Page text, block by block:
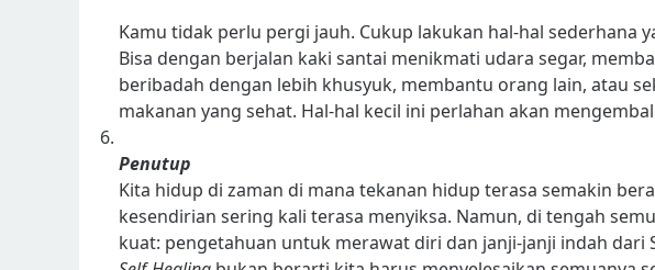
Kamu tidak perlu pergi jauh. Cukup lakukan hal-hal sederhana
Bisa dengan berjalan kaki santai menikmati udara segar,
beribadah dengan lebih khusyuk, membantu orang lain, atau
makanan yang sehat. Hal-hal kecil ini perlahan akan
Penutup
Kita hidup di zaman di mana tekanan hidup terasa semakin
kesendirian sering kali terasa menyiksa. Namun, di tengah
kuat: pengetahuan untuk merawat diri dan janji-janji indah dari